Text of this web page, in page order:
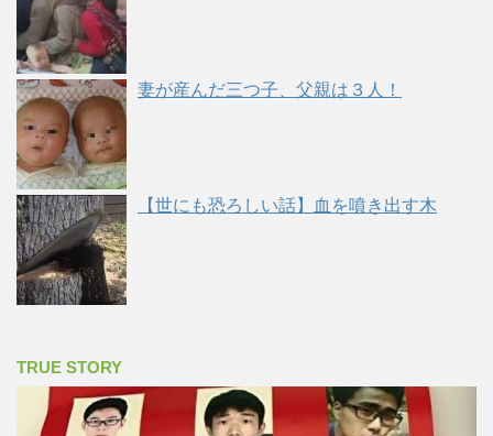
妻が産んだ三つ子、父親は３人！
【世にも恐ろしい話】血を噴き出す木
TRUE STORY